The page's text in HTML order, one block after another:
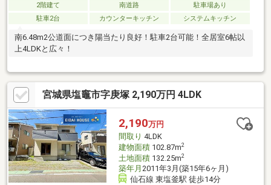
2階建て 南道路
駐車場あり
駐車2台
カウンターキッチン システムキッチン
南6.48m2公道面につき陽当たり良好！駐車2台可能！全居室6帖以
上4LDKと広々！
宮城県塩竈市字庚塚 2,190万円 4LDK
2,190万円
間取り 4LDK
建物面積102.87m2
土地面積132.25m2
築年月 2011年3月(築15年6ヶ月)
仙石線 東塩釜駅 徒歩14分